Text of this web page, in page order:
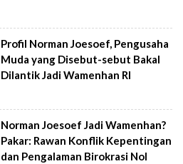
Profil Norman Joesoef, Pengusaha
Muda yang Disebut-sebut Bakal
Dilantik Jadi Wamenhan RI
Norman Joesoef Jadi Wamenhan?
Pakar: Rawan Konflik Kepentingan
dan Pengalaman Birokrasi Nol